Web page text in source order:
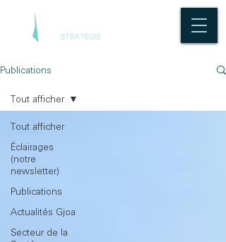
Publications
Tout afficher
Éclairages
(notre
newsletter)
Publications
Actualités Gjoa
Secteur de la
Tout afficher